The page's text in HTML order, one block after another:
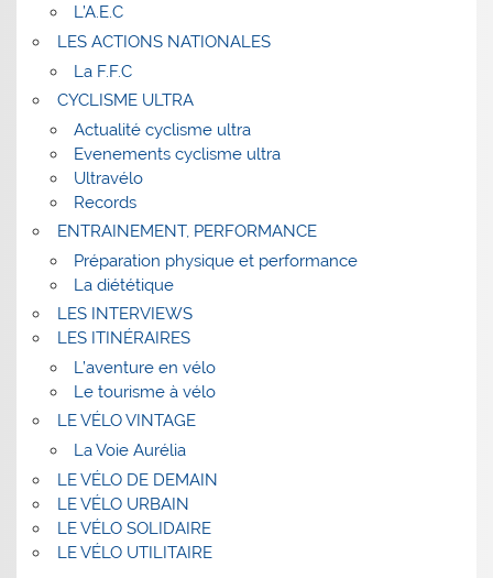
L’A.E.C
LES ACTIONS NATIONALES
La F.F.C
CYCLISME ULTRA
Actualité cyclisme ultra
Evenements cyclisme ultra
Ultravélo
Records
ENTRAINEMENT, PERFORMANCE
Préparation physique et performance
La diététique
LES INTERVIEWS
LES ITINÉRAIRES
L’aventure en vélo
Le tourisme à vélo
LE VÉLO VINTAGE
La Voie Aurélia
LE VÉLO DE DEMAIN
LE VÉLO URBAIN
LE VÉLO SOLIDAIRE
LE VÉLO UTILITAIRE